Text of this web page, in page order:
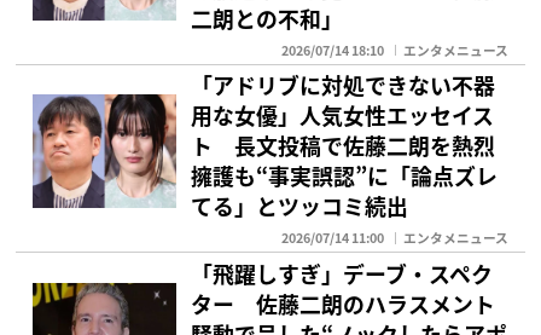
二朗との不和」
2026/07/14 18:10 エンタメニュース
「アドリブに対処できない不器
用な女優」人気女性エッセイス
ト 長文投稿で佐藤二朗を熱烈
擁護も“事実誤認”に「論点ズレ
てる」とツッコミ続出
2026/07/14 11:00 エンタメニュース
「飛躍しすぎ」デーブ・スペク
ター 佐藤二朗のハラスメント